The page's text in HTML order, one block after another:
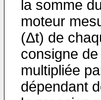
la somme
moteur
(Δt) de
consigne
multipliée
dépendant